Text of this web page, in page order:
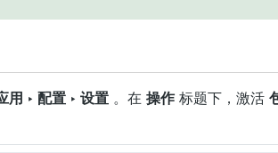
用 ‣ 配置 ‣ 设置 。在 操作标题下，激活